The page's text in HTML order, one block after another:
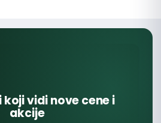
vidi nove cene i
akcije